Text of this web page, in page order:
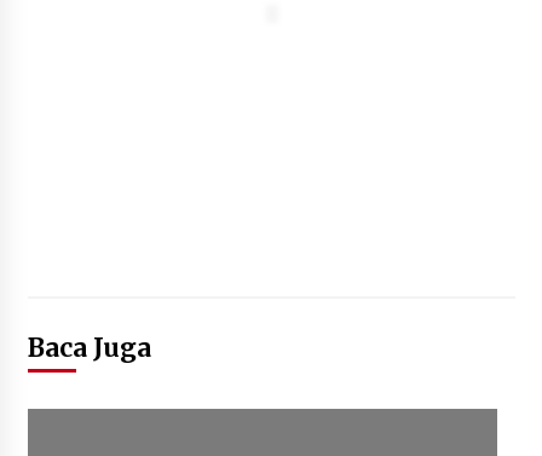
Baca Juga